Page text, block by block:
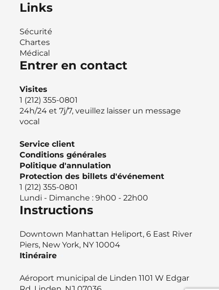
Links
Sécurité
Chartes
Médical
Entrer en contact
Visites
1 (212) 355-0801
24h/24 et 7j/7, veuillez laisser un message
vocal
Service client
Conditions générales
Politique d'annulation
Protection des billets d'événement
1 (212) 355-0801
Lundi - Dimanche : 9h00 - 22h00
Instructions
Downtown Manhattan Heliport, 6 East River
Piers, New York, NY 10004
Itinéraire
Aéroport municipal de Linden 1101 W Edgar